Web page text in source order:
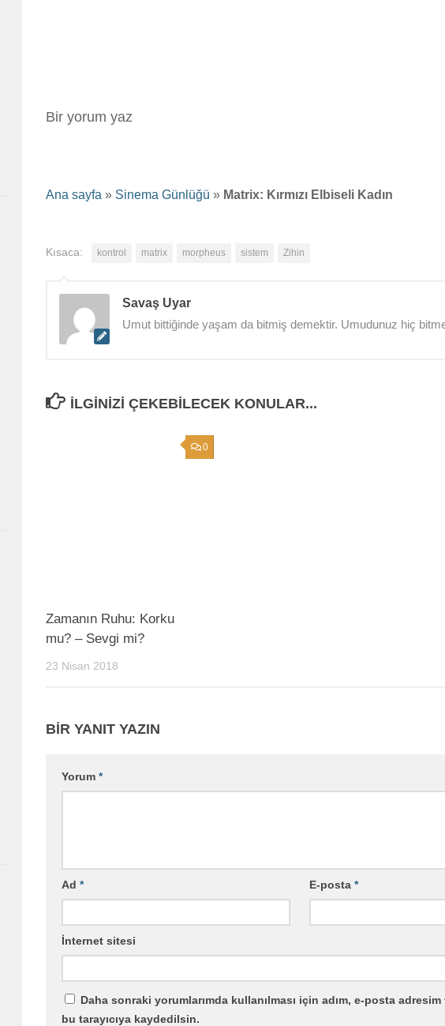
Bir yorum yaz
Ana sayfa » Sinema Günlüğü » Matrix: Kırmızı Elbiseli Kadın
Kısaca: kontrol matrix morpheus sistem Zihin
Savaş Uyar
Umut bittiğinde yaşam da bitmiş demektir. Umudunuz hiç
İLGINIZI ÇEKEBILECEK KONULAR...
0
Zamanın Ruhu: Korku
mu? – Sevgi mi?
23 Nisan 2018
BIR YANIT YAZIN
Yorum *
Ad * E-posta*
İnternet sitesi
Daha sonraki yorumlarımda kullanılması için adım, e-posta
bu tarayıcıya kaydedilsin.